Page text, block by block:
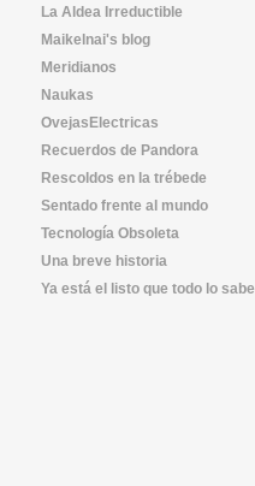
La Aldea Irreductible
Maikelnai's blog
Meridianos
Naukas
OvejasElectricas
Recuerdos de Pandora
Rescoldos en la trébede
Sentado frente al mundo
Tecnología Obsoleta
Una breve historia
Ya está el listo que todo lo sabe